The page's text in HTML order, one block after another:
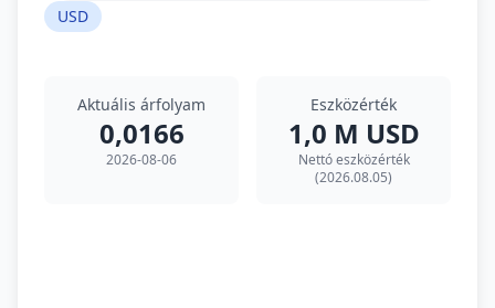
USD
Aktuális árfolyam
0,0166
2026-08-06
Eszközérték
1,0 M USD
Nettó eszközérték
(2026.08.05)